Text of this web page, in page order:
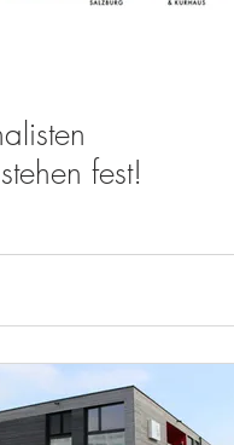
fest!